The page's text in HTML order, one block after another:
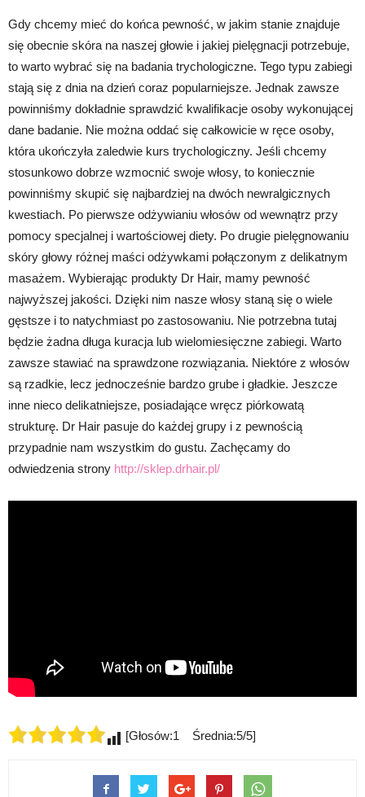
Gdy chcemy mieć do końca pewność, w jakim stanie znajduje
się obecnie skóra na naszej głowie i jakiej pielęgnacji potrzebuje,
to warto wybrać się na badania trychologiczne. Tego typu zabiegi
stają się z dnia na dzień coraz popularniejsze. Jednak zawsze
powinniśmy dokładnie sprawdzić kwalifikacje osoby wykonującej
dane badanie. Nie można oddać się całkowicie w ręce osoby,
która ukończyła zaledwie kurs trychologiczny. Jeśli chcemy
stosunkowo dobrze wzmocnić swoje włosy, to koniecznie
powinniśmy skupić się najbardziej na dwóch newralgicznych
kwestiach. Po pierwsze odżywianiu włosów od wewnątrz przy
pomocy specjalnej i wartościowej diety. Po drugie pielęgnowaniu
skóry głowy różnej maści odżywkami połączonym z delikatnym
masażem. Wybierając produkty Dr Hair, mamy pewność
najwyższej jakości. Dzięki nim nasze włosy staną się o wiele
gęstsze i to natychmiast po zastosowaniu. Nie potrzebna tutaj
będzie żadna długa kuracja lub wielomiesięczne zabiegi. Warto
zawsze stawiać na sprawdzone rozwiązania. Niektóre z włosów
są rzadkie, lecz jednocześnie bardzo grube i gładkie. Jeszcze
inne nieco delikatniejsze, posiadające wręcz piórkowatą
strukturę. Dr Hair pasuje do każdej grupy i z pewnością
przypadnie nam wszystkim do gustu. Zachęcamy do
odwiedzenia strony http://sklep.drhair.pl/
[Głosów:1 Średnia:5/5]